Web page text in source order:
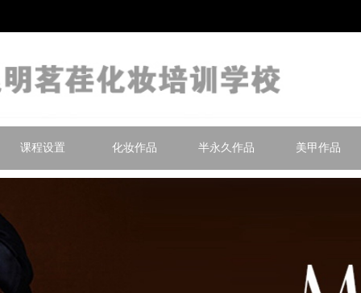
课程设置 化妆作品 半永久作品 美甲作品